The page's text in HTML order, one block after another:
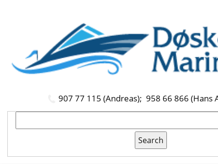
907 77 115 (Andreas); 958 66 866 (Hans